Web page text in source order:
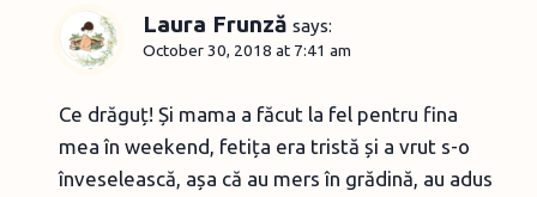
Laura Frunză says:
October 30, 2018 at 7:41 am
Ce drăguț! Și mama a făcut la fel pentru fina
mea în weekend, fetița era tristă și a vrut s-o
înveselească, așa că au mers în grădină, au adus